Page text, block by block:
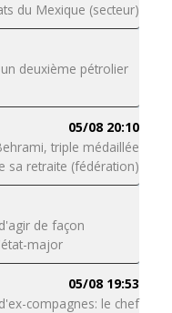
du Mexique (secteur)
deuxième pétrolier
05/08 20:10
triple médaillée
sa retraite (fédération)
de façon
major
05/08 19:53
compagnes: le chef